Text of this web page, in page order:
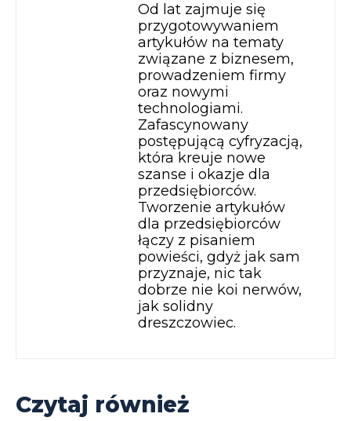
Od lat zajmuje się
przygotowywaniem
artykułów na tematy
związane z biznesem,
prowadzeniem firmy
oraz nowymi
technologiami.
Zafascynowany
postępującą cyfryzacją,
która kreuje nowe
szanse i okazje dla
przedsiębiorców.
Tworzenie artykułów
dla przedsiębiorców
łączy z pisaniem
powieści, gdyż jak sam
przyznaje, nic tak
dobrze nie koi nerwów,
jak solidny
dreszczowiec.
Czytaj również